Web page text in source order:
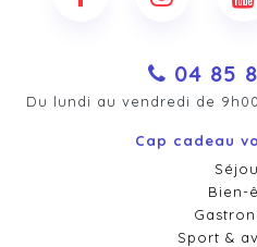
04 85
Du lundi au vendredi de
Cap cadeau
Bien-
Sport &